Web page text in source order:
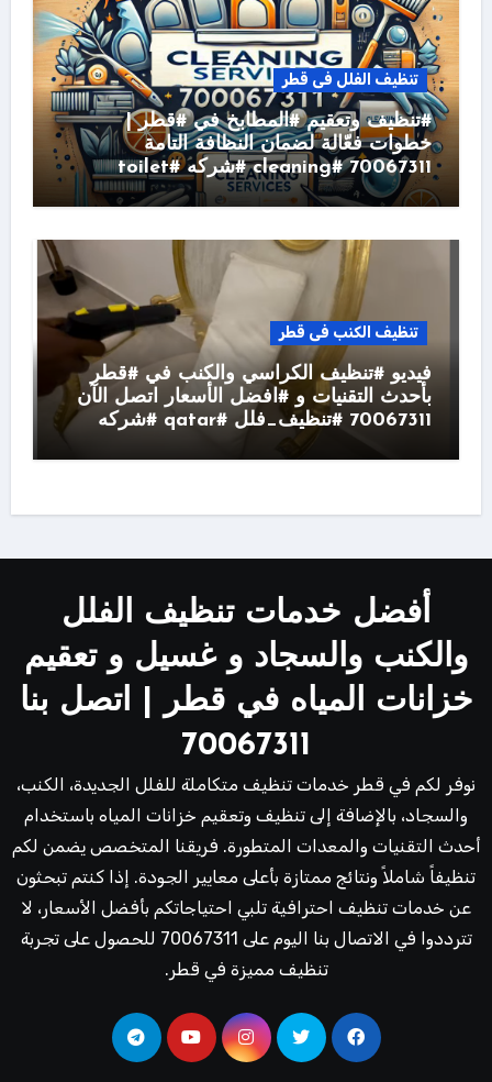
تنظيف الفلل فى قطر
#تنظيف وتعقيم #المطابخ في #قطر |
خطوات فعّالة لضمان النظافة التامة
70067311 #cleaning #شركه #toilet
تنظيف الكنب فى قطر
فيديو #تنظيف الكراسي والكنب في #قطر
بأحدث التقنيات و #افضل الأسعار اتصل الآن
70067311 #تنظيف_فلل #qatar #شركه
أفضل خدمات تنظيف الفلل
والكنب والسجاد و غسيل و تعقيم
خزانات المياه في قطر | اتصل بنا
70067311
نوفر لكم في قطر خدمات تنظيف متكاملة للفلل الجديدة، الكنب،
والسجاد، بالإضافة إلى تنظيف وتعقيم خزانات المياه باستخدام
أحدث التقنيات والمعدات المتطورة. فريقنا المتخصص يضمن لكم
تنظيفاً شاملاً ونتائج ممتازة بأعلى معايير الجودة. إذا كنتم تبحثون
عن خدمات تنظيف احترافية تلبي احتياجاتكم بأفضل الأسعار، لا
تترددوا في الاتصال بنا اليوم على 70067311 للحصول على تجربة
تنظيف مميزة في قطر.